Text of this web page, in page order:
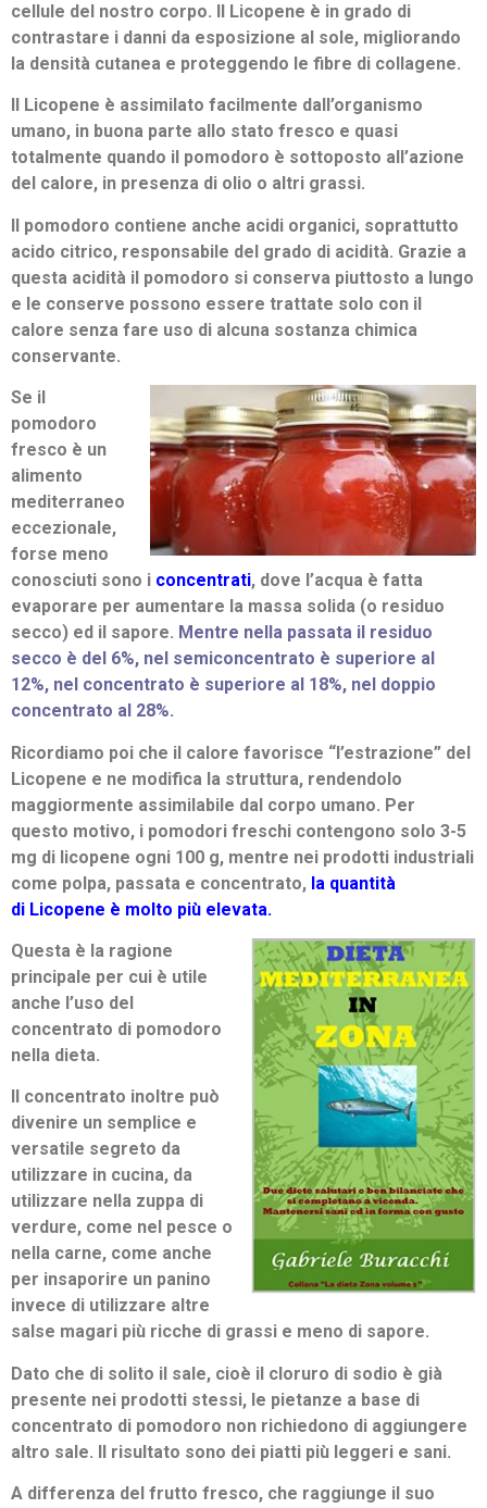
cellule del nostro corpo. Il Licopene è in grado di
contrastare i danni da esposizione al sole, migliorando
la densità cutanea e proteggendo le fibre di collagene.
Il Licopene è assimilato facilmente dall’organismo
umano, in buona parte allo stato fresco e quasi
totalmente quando il pomodoro è sottoposto all’azione
del calore, in presenza di olio o altri grassi.
Il pomodoro contiene anche acidi organici, soprattutto
acido citrico, responsabile del grado di acidità. Grazie a
questa acidità il pomodoro si conserva piuttosto a lungo
e le conserve pos­sono essere trattate solo con il
calore senza fare uso di alcuna sostanza chimica
conservante.
Se il
pomodoro
fresco è un
alimento
mediterraneo
eccezionale,
forse meno
cono­sciuti sono i concentrati, dove l’acqua è fatta
evaporare per au­mentare la massa solida (o residuo
secco) ed il sapore. Mentre nella passata il residuo
secco è del 6%, nel semi­concentrato è superiore al
12%, nel concentrato è superiore al 18%, nel doppio
concentrato al 28%.
Ricordiamo poi che il calore favorisce “l’estra­zione” del
Licopene e ne modifica la struttura, rendendolo
maggiormente assimilabile dal corpo umano. Per
questo motivo, i pomodori freschi contengono solo 3-5
mg di licopene ogni 100 g, mentre nei prodotti industriali
come polpa, passata e concen­trato, la quantità
di Licopene è molto più elevata.
Questa è la ragione
principale per cui è utile
anche l’uso del
concentrato di pomodoro
nella dieta.
Il concentrato inoltre può
divenire un semplice e
versatile segreto da
utilizzare in cucina, da
utilizzare nella zuppa di
verdure, come nel pesce o
nella carne, come anche
per insaporire un panino
invece di utilizzare altre
salse magari più ricche di grassi e meno di sapore.
Dato che di solito il sale, cioè il cloruro di sodio è già
presente nei prodotti stessi, le pietanze a base di
concentrato di pomodoro non richiedono di aggiungere
altro sale. Il risultato sono dei piatti più leggeri e sani.
A differenza del frutto fresco, che raggiunge il suo